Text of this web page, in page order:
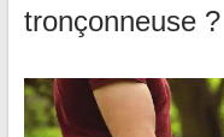
tronçonneuse ?